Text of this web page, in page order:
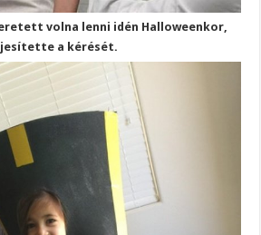
volna lenni idén Halloweenkor,
a kérését.